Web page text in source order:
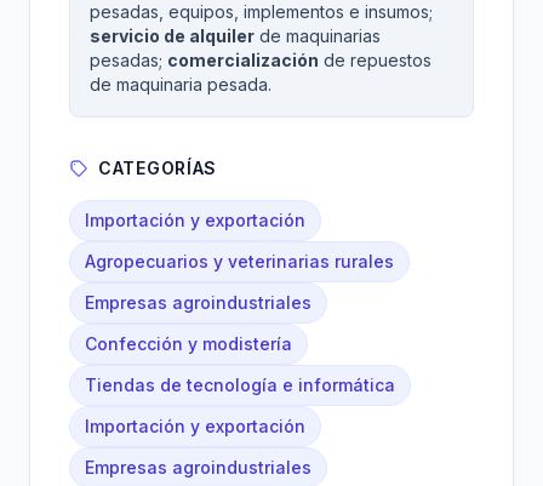
pesadas, equipos, implementos e insumos;
servicio de alquiler de maquinarias
pesadas; comercialización de repuestos
de maquinaria pesada.
CATEGORÍAS
Importación y exportación
Agropecuarios y veterinarias rurales
Empresas agroindustriales
Confección y modistería
Tiendas de tecnología e informática
Importación y exportación
Empresas agroindustriales